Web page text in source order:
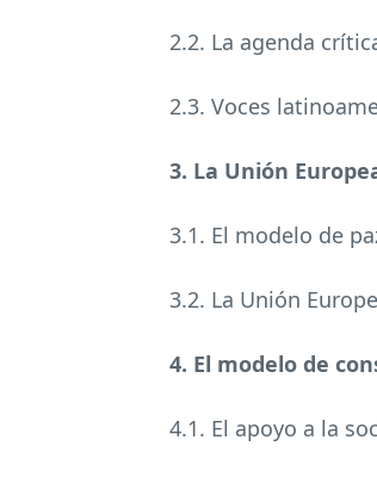
2.2. La agenda
2.3. Voces
3. La Unión
3.1. El modelo de
3.2. La Unión
4. El modelo de
4.1. El apoyo a la